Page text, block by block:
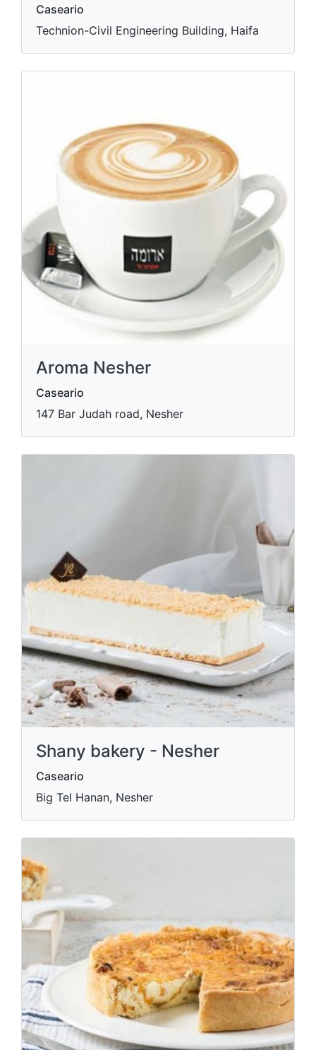
Caseario
Technion-Civil Engineering Building, Haifa
Aroma Nesher
Caseario
147 Bar Judah road, Nesher
Shany bakery - Nesher
Caseario
Big Tel Hanan, Nesher